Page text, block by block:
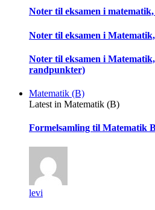
Noter til eksamen i
Noter til eksamen i
Noter til eksamen i
randpunkter)
Matematik (B)
Latest in Matematik (B)
Formelsamling til Matematik
levi